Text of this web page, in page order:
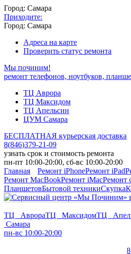
Город: Самара
Приходите:
Город: Самара
Адреса на карте
Проверить статус ремонта
Мы починим!
ремонт телефонов, ноутбуков,
ТЦ Аврора
ТЦ Максидом
ТЦ Апельсин
ЦУМ Самара
БЕСПЛАТНАЯ курьерская доставка
8(846)379-21-09
узнать срок и стоимость ремонта
пн-пт 10:00-20:00, сб-вс 10:00-20:00
Главная
Ремонт iPhoneРемонт iPad
Ремонт MacBookРемонт iMacРемонт
ПланшетовБытовой техникиСкупка
ТЦ АврораТЦ МаксидомТЦ
Самара
пн-вс 10:00-20:00
8